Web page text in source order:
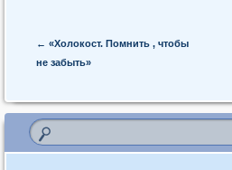
Post navigation
← «Холокост. Помнить , чтобы
не забыть»